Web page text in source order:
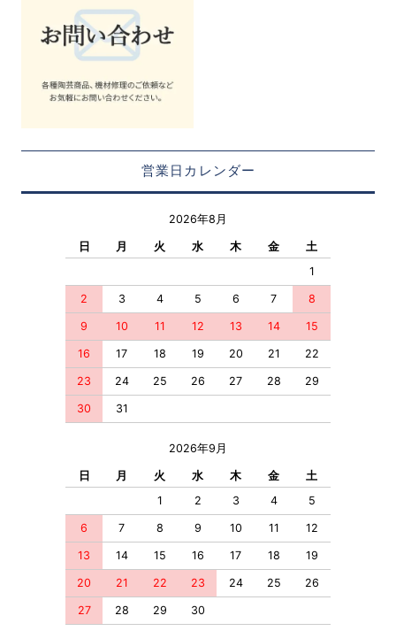
営業日カレンダー
2026年8月
日 月 火 水 木 金
土
1
2 3 4 5 6 7 8
9 10 11 12 13 14 15
16 17 18 19 20 21 22
23 24 25 26 27 28 29
30 31
2026年9月
日 月 火 水 木 金
土
1
2 3 4 5
6 7 8 9 10 11 12
13 14 15 16 17 18 19
20 21 22 23 24 25 26
27 28 29 30